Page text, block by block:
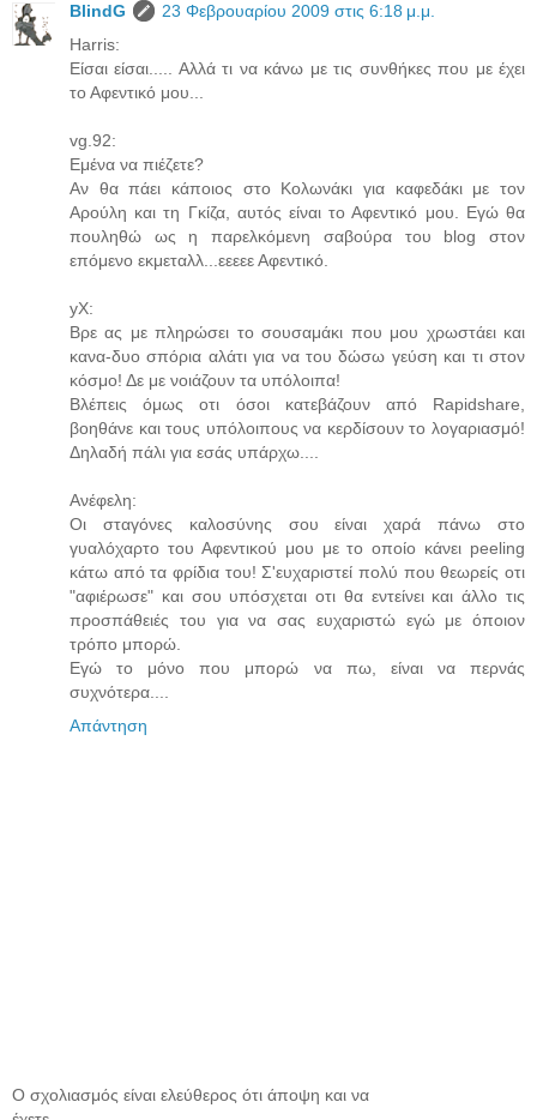
BlindG
23 Φεβρουαρίου 2009 στις 6:18 μ.μ.
Harris:
Είσαι είσαι..... Αλλά τι να κάνω με τις συνθήκες που με έχει
το Αφεντικό μου...
vg.92:
Εμένα να πιέζετε?
Αν θα πάει κάποιος στο Κολωνάκι για καφεδάκι με τον
Αρούλη και τη Γκίζα, αυτός είναι το Αφεντικό μου. Εγώ θα
πουληθώ ως η παρελκόμενη σαβούρα του blog στον
επόμενο εκμεταλλ...εεεεε Αφεντικό.
yX:
Βρε ας με πληρώσει το σουσαμάκι που μου χρωστάει και
κανα-δυο σπόρια αλάτι για να του δώσω γεύση και τι στον
κόσμο! Δε με νοιάζουν τα υπόλοιπα!
Βλέπεις όμως οτι όσοι κατεβάζουν από Rapidshare,
βοηθάνε και τους υπόλοιπους να κερδίσουν το λογαριασμό!
Δηλαδή πάλι για εσάς υπάρχω....
Ανέφελη:
Οι σταγόνες καλοσύνης σου είναι χαρά πάνω στο
γυαλόχαρτο του Αφεντικού μου με το οποίο κάνει peeling
κάτω από τα φρίδια του! Σ'ευχαριστεί πολύ που θεωρείς οτι
"αφιέρωσε" και σου υπόσχεται οτι θα εντείνει και άλλο τις
προσπάθειές του για να σας ευχαριστώ εγώ με όποιον
τρόπο μπορώ.
Εγώ το μόνο που μπορώ να πω, είναι να περνάς
συχνότερα....
Απάντηση
Ο σχολιασμός είναι ελεύθερος ότι άποψη και να